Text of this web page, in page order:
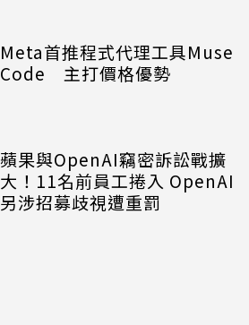
Meta首推程式代理工具Muse
Code 主打價格優勢
蘋果與OpenAI竊密訴訟戰擴
大！11名前員工捲入 OpenAI
另涉招募歧視遭重罰